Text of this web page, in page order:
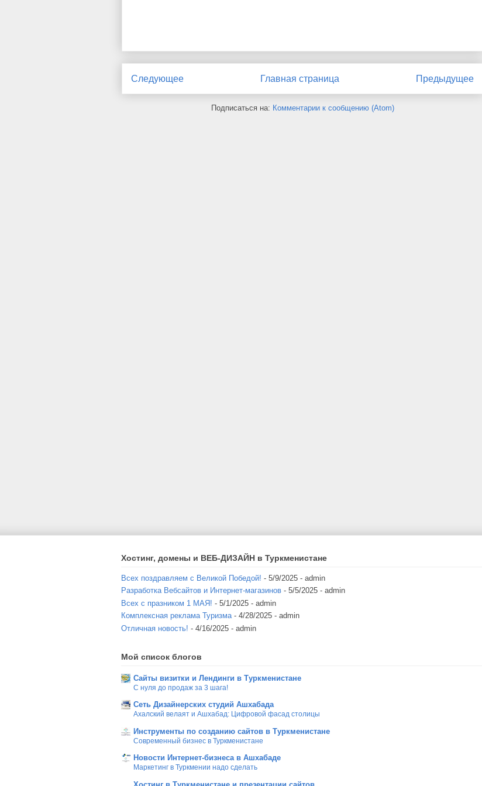
Следующее Предыдущее
Главная страница
Подписаться на: Комментарии к сообщению (Atom)
Хостинг, домены и ВЕБ-ДИЗАЙН в Туркменистане
Всех поздравляем с Великой Победой! - 5/9/2025 - admin
Разработка Вебсайтов и Интернет-магазинов - 5/5/2025 - admin
Всех с празником 1 МАЯ! - 5/1/2025 - admin
Комплексная реклама Туризма- 4/28/2025 - admin
Отличная новость! - 4/16/2025 - admin
Мой список блогов
Сайты визитки и Лендинги в Туркменистане
С нуля до продаж за 3 шага!
Сеть Дизайнерских студий Ашхабада
Ахалский велаят и Ашхабад: Цифровой фасад столицы
Инструменты по созданию сайтов в Туркменистане
Современный бизнес в Туркменистане
Новости Интернет-бизнеса в Ашхабаде
Маркетинг в Туркмении надо сделать